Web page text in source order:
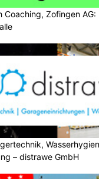
Coaching, Zofingen
– distrawe GmbH